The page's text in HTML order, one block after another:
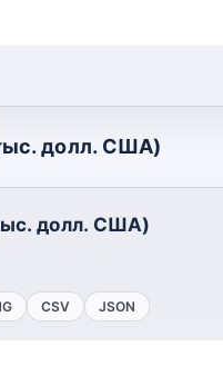
долл. США)
долл. США)
CSV JSON